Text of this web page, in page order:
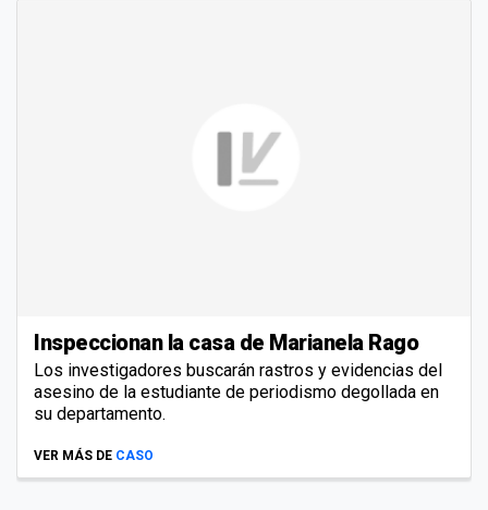
Inspeccionan la casa de Marianela Rago
Los investigadores buscarán rastros y evidencias del
asesino de la estudiante de periodismo degollada en
su departamento.
VER MÁS DE CASO